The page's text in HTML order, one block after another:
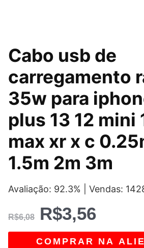
Cabo usb de
carregamento
35w para
plus 13 12 mini
max xr x c
1.5m 2m 3m
Avaliação: 92.3% | Vendas:
R$6,08
O
preço
original
era:
R$6,08.
R$3,56
O
preço
atual
é:
COMPRAR NA